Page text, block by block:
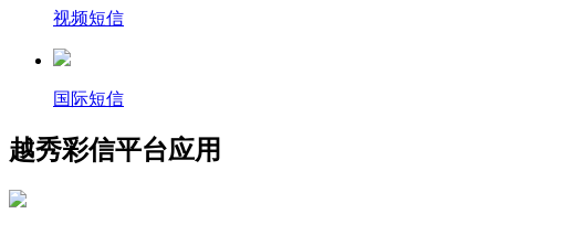
视频短信
国际短信
越秀彩信平台应用